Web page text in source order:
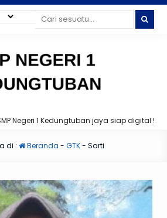
Negeri 1 Kedungtuban jaya siap digital !
di : Beranda - GTK- Sarti